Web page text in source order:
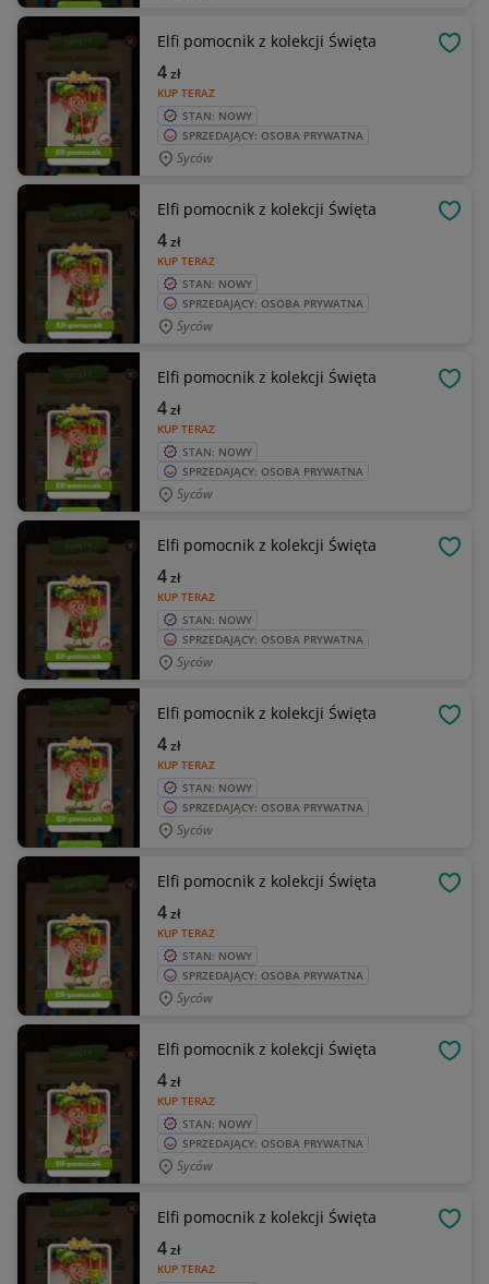
Elfi pomocnik z kolekcji Święta
KUP TERAZ
4zł
STAN: NOWY
SPRZEDAJĄCY: OSOBA PRYWATNA
Syców
Elfi pomocnik z kolekcji Święta
KUP TERAZ
4zł
STAN: NOWY
SPRZEDAJĄCY: OSOBA PRYWATNA
Syców
Elfi pomocnik z kolekcji Święta
KUP TERAZ
4zł
STAN: NOWY
SPRZEDAJĄCY: OSOBA PRYWATNA
Syców
Elfi pomocnik z kolekcji Święta
KUP TERAZ
4zł
STAN: NOWY
SPRZEDAJĄCY: OSOBA PRYWATNA
Syców
Elfi pomocnik z kolekcji Święta
KUP TERAZ
4zł
STAN: NOWY
SPRZEDAJĄCY: OSOBA PRYWATNA
Syców
Elfi pomocnik z kolekcji Święta
KUP TERAZ
4zł
STAN: NOWY
SPRZEDAJĄCY: OSOBA PRYWATNA
Syców
Elfi pomocnik z kolekcji Święta
KUP TERAZ
4zł
STAN: NOWY
SPRZEDAJĄCY: OSOBA PRYWATNA
Syców
Elfi pomocnik z kolekcji Święta
KUP TERAZ
4zł